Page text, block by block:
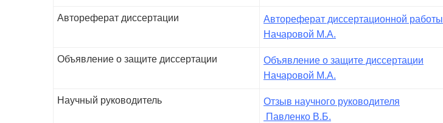
Автореферат диссертации
Автореферат диссертационной работы
Начаровой М.А.
Объявление о защите диссертации
Объявление о защите диссертации
Начаровой М.А.
Научный руководитель
Отзыв научного руководителя
Павленко В.Б.